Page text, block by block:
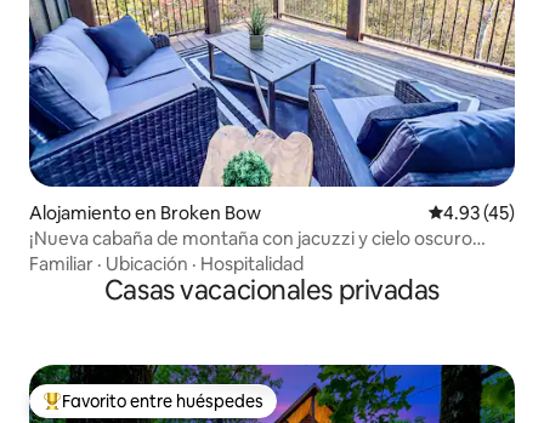
Alojamiento en Broken Bow Calificación
4.93 (45)
¡Nueva cabaña de montaña con jacuzzi y cielo oscuro
panorámico!
Familiar · Ubicación · Hospitalidad
Casas vacacionales privadas
Favorito entre huéspedes preferido
Favorito entre huéspedes